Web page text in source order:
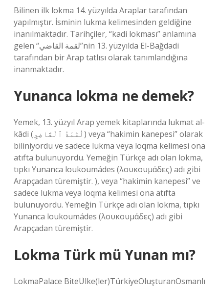
Bilinen ilk lokma 14. yüzyılda Araplar tarafından
yapılmıştır. İsminin lukma kelimesinden geldiğine
inanılmaktadır. Tarihçiler, “kadi lokması” anlamına
gelen “لقمة القاضي”nin 13. yüzyılda El-Bağdadi
tarafından bir Arap tatlısı olarak tanımlandığına
inanmaktadır.
Yunanca lokma ne demek?
Yemek, 13. yüzyıl Arap yemek kitaplarında lukmat al-
kādi (لُقْمَةُ ٱلْقَاضِيِ) veya “hakimin kanepesi” olarak
biliniyordu ve sadece lukma veya loqma kelimesi ona
atıfta bulunuyordu. Yemeğin Türkçe adı olan lokma,
tıpkı Yunanca loukoumádes (λουκουμάδες) adı gibi
Arapçadan türemiştir. ), veya “hakimin kanepesi” ve
sadece lukma veya loqma kelimesi ona atıfta
bulunuyordu. Yemeğin Türkçe adı olan lokma, tıpkı
Yunanca loukoumádes (λουκουμάδες) adı gibi
Arapçadan türemiştir.
Lokma Türk mü Yunan mı?
LokmaPalace BiteÜlke(ler)TürkiyeOluşturanOsmanlı